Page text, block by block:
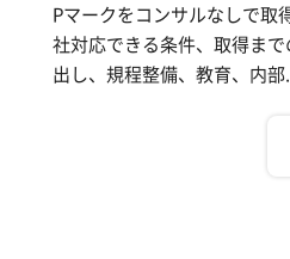
Pマークをコンサルなしで取
社対応できる条件、取得ま
出し、規程整備、教育、内部